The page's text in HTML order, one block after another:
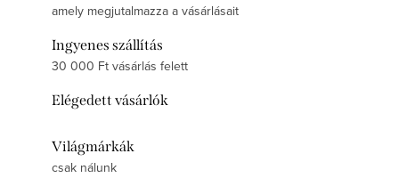
amely megjutalmazza a vásárlásait
Ingyenes szállítás
30 000 Ft vásárlás felett
Elégedett vásárlók
Világmárkák
csak nálunk